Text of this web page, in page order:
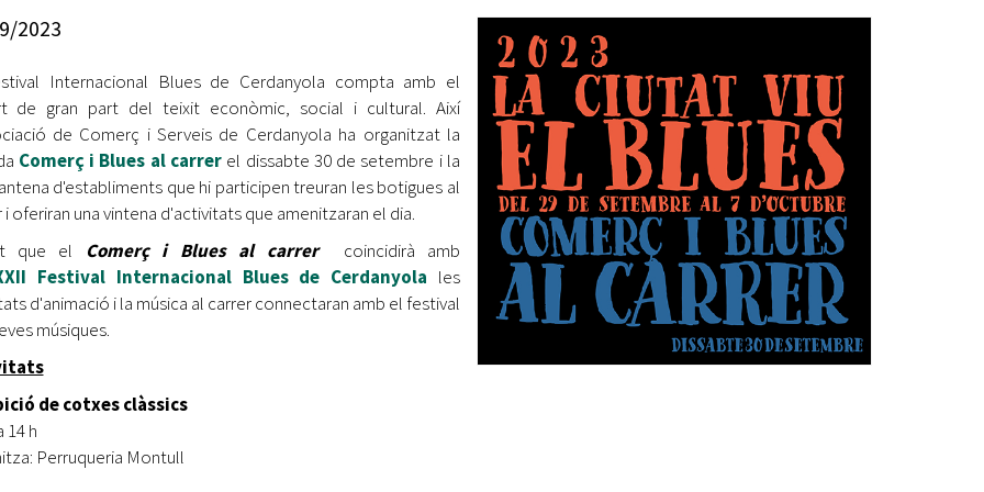
Ètica i Integritat
Retiment de Comptes
Accés a Informació Pública
Dades Obertes
Catàleg de Serveis i Tràmits
jove 2026
Cerdanyola opta a més de 5 milions d'euros del Pla de
Barris per transformar les Fontetes, Quatre Cantons i
l'entorn de l'avinguda Catalunya
El FIT presenta el cartell de la seva 16a edició i dona el
tret de sortida al festival
L’Ajuntament reparteix ulleres gratuïtes per veure
l'eclipsi solar
Entitats
Equipaments
Mercats Municipals
Webs Municipals
2023
Internacional Blues de Cerdanyola compta amb el
de gran part del teixit econòmic, social i cultural. Així
de Comerç i Serveis de Cerdanyola ha organitzat la
Comerç i Blues al carrer el dissabte 30 de setembre i la
d'establiments que hi participen treuran les botigues al
i oferiran una vintena d'activitats que amenitzaran el dia.
que el Comerç i Blues al carrer
coincidirà amb
Festival Internacional Blues de Cerdanyola les
d'animació i la música al carrer connectaran amb el festival
músiques.
de cotxes clàssics
14 h
Perruqueria Montull